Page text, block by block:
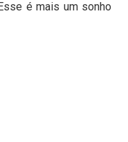
é mais um sonho